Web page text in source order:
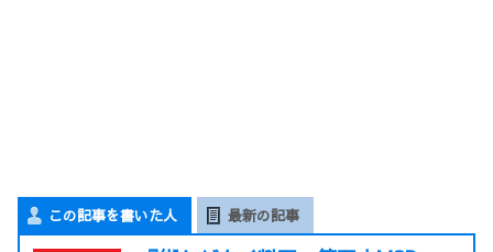
この記事を書いた人 最新の記事